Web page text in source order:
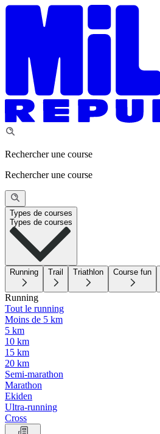
Rechercher une course
Rechercher une course
Types de courses
Types de courses
Running Trail Triathlon Course fun
Running
Tout le running
Moins de 5 km
5 km
10 km
15 km
20 km
Semi-marathon
Marathon
Ekiden
Ultra-running
Cross